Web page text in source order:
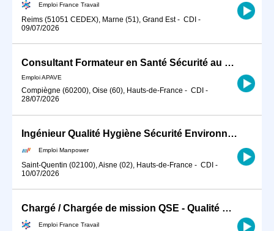
Emploi France Travail
Reims (51051 CEDEX), Marne (51), Grand Est- CDI -
09/07/2026
Consultant Formateur en Santé Sécurité au Travail H/F
Emploi APAVE
Compiègne (60200), Oise (60), Hauts-de-France - CDI -
28/07/2026
Ingénieur Qualité Hygiène Sécurité Environnement (QHSE) (H/F)
Emploi Manpower
Saint-Quentin (02100), Aisne (02), Hauts-de-France - CDI -
10/07/2026
Chargé / Chargée de mission QSE - Qualité Sécurité Environnement (H/F)
Emploi France Travail